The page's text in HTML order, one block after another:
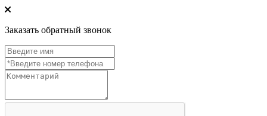
Заказать обратный звонок